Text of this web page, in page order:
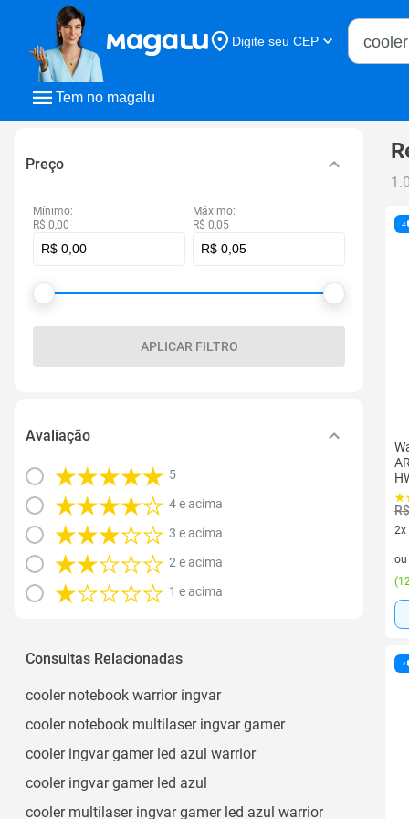
Tem no magalu
Digite seu CEP
Buscar
Preço
Mínimo:
R$ 0,00
Máximo:
R$ 0,05
APLICAR FILTRO
Avaliação
5
4 e acima
3 e acima
2 e acima
1 e acima
Consultas Relacionadas
cooler notebook warrior ingvar
cooler notebook multilaser ingvar gamer
cooler ingvar gamer led azul warrior
cooler ingvar gamer led azul
cooler multilaser ingvar gamer led azul warrior
2x
2
ou
(